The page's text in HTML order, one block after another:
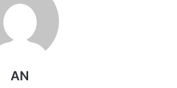
AN